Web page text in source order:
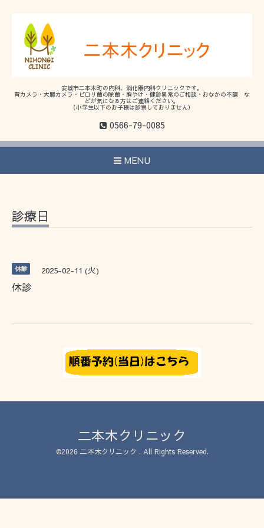
安城市二本木町の内科、消化器内科クリニックです。
胃カメラ・大腸カメラ・ピロリ菌の除菌・胸やけ・健診異常のご相談・おなかの不調 な
どが気になる方はご連絡ください。
（小学生以下のお子様は診察しておりません）
0566-79-0085
MENU
診療日
休診 2025-02-11 (火)
休診
二本木クリニック
©2026 二本木クリニック . All Rights Reserved.